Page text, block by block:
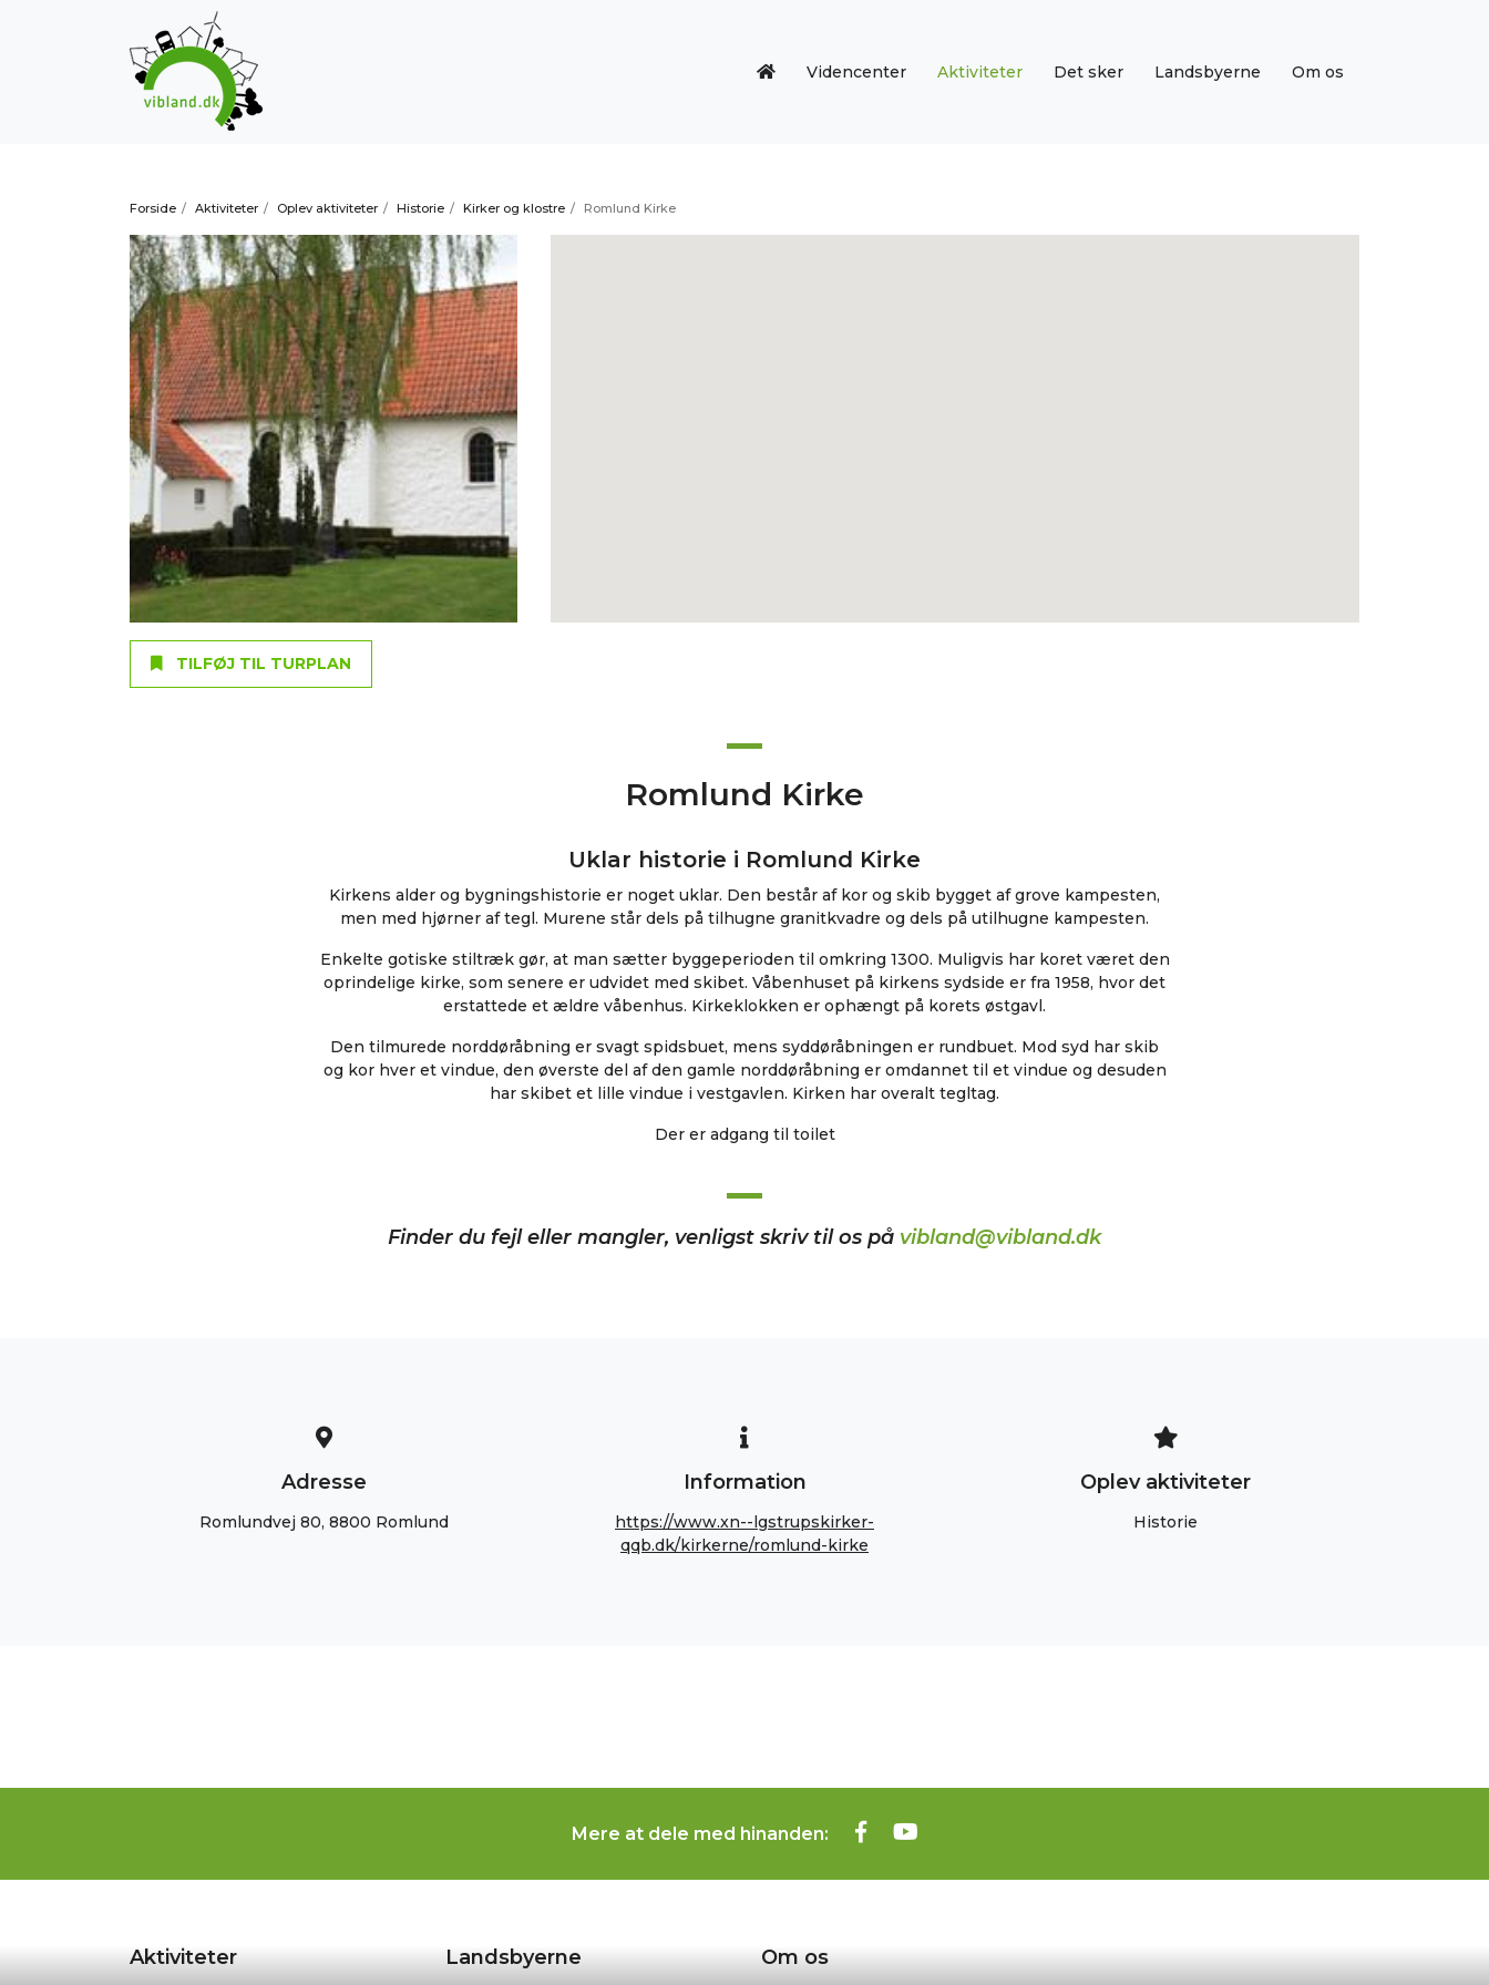
Videncenter Aktiviteter Det sker Landsbyerne Om os
Forside / Aktiviteter / Oplev aktiviteter / Historie / Kirker og klostre / Romlund Kirke
TILFØJ TIL TURPLAN
Romlund Kirke
Uklar historie i Romlund Kirke
Kirkens alder og bygningshistorie er noget uklar. Den består af kor og skib bygget af grove kampesten,
men med hjørner af tegl. Murene står dels på tilhugne granitkvadre og dels på utilhugne kampesten.
Enkelte gotiske stiltræk gør, at man sætter byggeperioden til omkring 1300. Muligvis har koret været den
oprindelige kirke, som senere er udvidet med skibet. Våbenhuset på kirkens sydside er fra 1958, hvor det
erstattede et ældre våbenhus. Kirkeklokken er ophængt på korets østgavl.
Den tilmurede norddøråbning er svagt spidsbuet, mens syddøråbningen er rundbuet. Mod syd har skib
og kor hver et vindue, den øverste del af den gamle norddøråbning er omdannet til et vindue og desuden
har skibet et lille vindue i vestgavlen. Kirken har overalt tegltag.
Der er adgang til toilet
Finder du fejl eller mangler, venligst skriv til os på vibland@vibland.dk
Adresse
Romlundvej 80, 8800 Romlund
Information
https://www.xn--lgstrupskirker-
qqb.dk/kirkerne/romlund-kirke
Oplev aktiviteter
Historie
Mere at dele med hinanden:
Aktiviteter Landsbyerne Om os